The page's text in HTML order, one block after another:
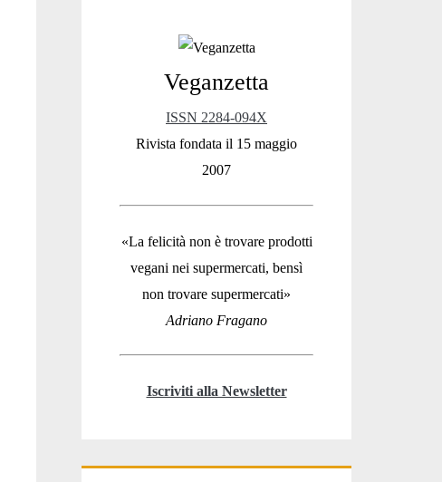
Primary
Sidebar
Veganzetta
ISSN 2284-094X
Rivista fondata il 15 maggio
2007
«La felicità non è trovare prodotti
vegani nei supermercati, bensì
non trovare supermercati»
Adriano Fragano
Iscriviti alla Newsletter